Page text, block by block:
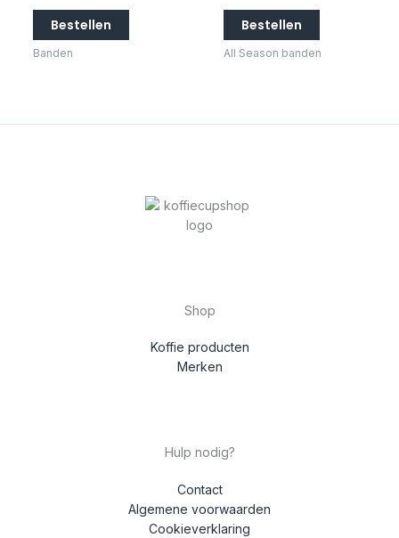
Bestellen
Banden
Bestellen
All Season banden
Shop
Koffie producten
Merken
Hulp nodig?
Contact
Algemene voorwaarden
Cookieverklaring